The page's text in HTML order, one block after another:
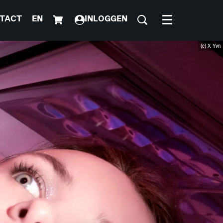
EN INLOGGEN Menu
(c) X Yvn